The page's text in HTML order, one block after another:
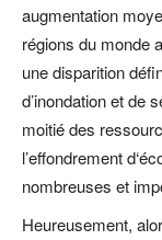
augmentation
régions du monde
une disparition
d’inondation et de
moitié des
l’effondrement
nombreuses et
Heureusement,